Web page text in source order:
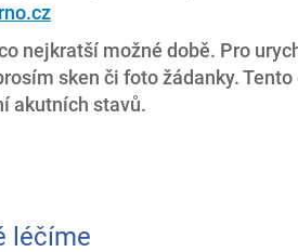
nejkratší možné době. Pro
sken či foto žádanky.
akutních stavů.
léčíme